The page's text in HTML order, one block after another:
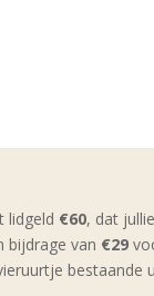
lidgeld €60, dat
bijdrage van €29